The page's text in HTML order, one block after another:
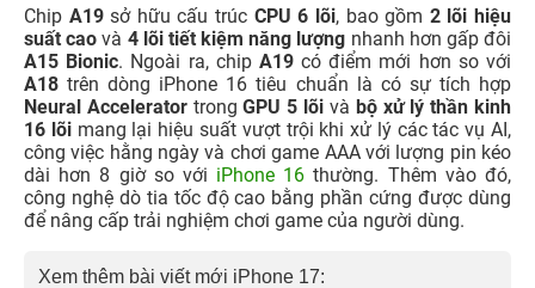
Chip A19sở hữu cấu trúc CPU 6 lõi, bao gồm 2 lõi hiệu
suất cao và 4 lõi tiết kiệm năng lượng nhanh hơn gấp đôi
A15 Bionic. Ngoài ra, chip A19có điểm mới hơn so với
A18 trên dòng iPhone 16 tiêu chuẩn là có sự tích hợp
Neural AcceleratortrongGPU 5 lõi và bộ xử lý thần kinh
16 lõimang lại hiệu suất vượt trội khi xử lý các tác vụ AI,
công việc hằng ngày và chơi game AAA với lượng pin kéo
dài hơn 8 giờ so với iPhone 16 thường. Thêm vào đó,
công nghệ dò tia tốc độ cao bằng phần cứng được dùng
để nâng cấp trải nghiệm chơi game của người dùng.
Xem thêm bài viết mới iPhone 17: